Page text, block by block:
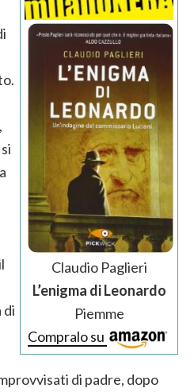
Claudio Paglieri
L’enigma di Leonardo
Piemme
Compralo su
di
di padre, dopo